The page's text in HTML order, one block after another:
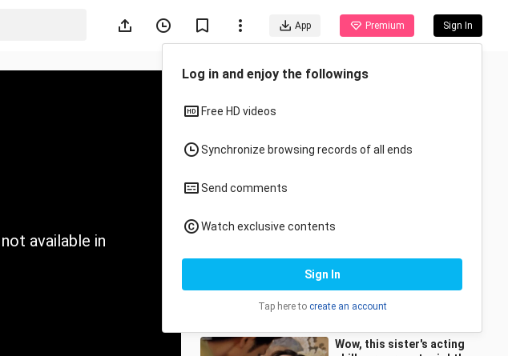
App Premium Sign In
available in
All Anime
1:09:55
[ดูฟรีเต็มเรื่อง] ปรนเปรอรัก
365 วัน (ซับไทย)
ละครสั้นจีนbyxiaofan
244.5K Views
Wow, this sister's acting